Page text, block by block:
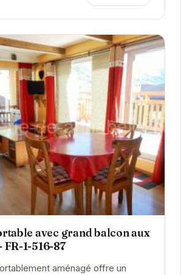
avec grand balcon aux
1-516-87
aménagé offre un